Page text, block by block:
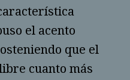
el acento
que el
cuanto más